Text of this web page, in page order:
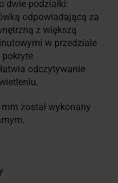
dwie podziałki:
odpowiadającą za
z większą
w przedziale
pokryte
odczytywanie
został wykonany